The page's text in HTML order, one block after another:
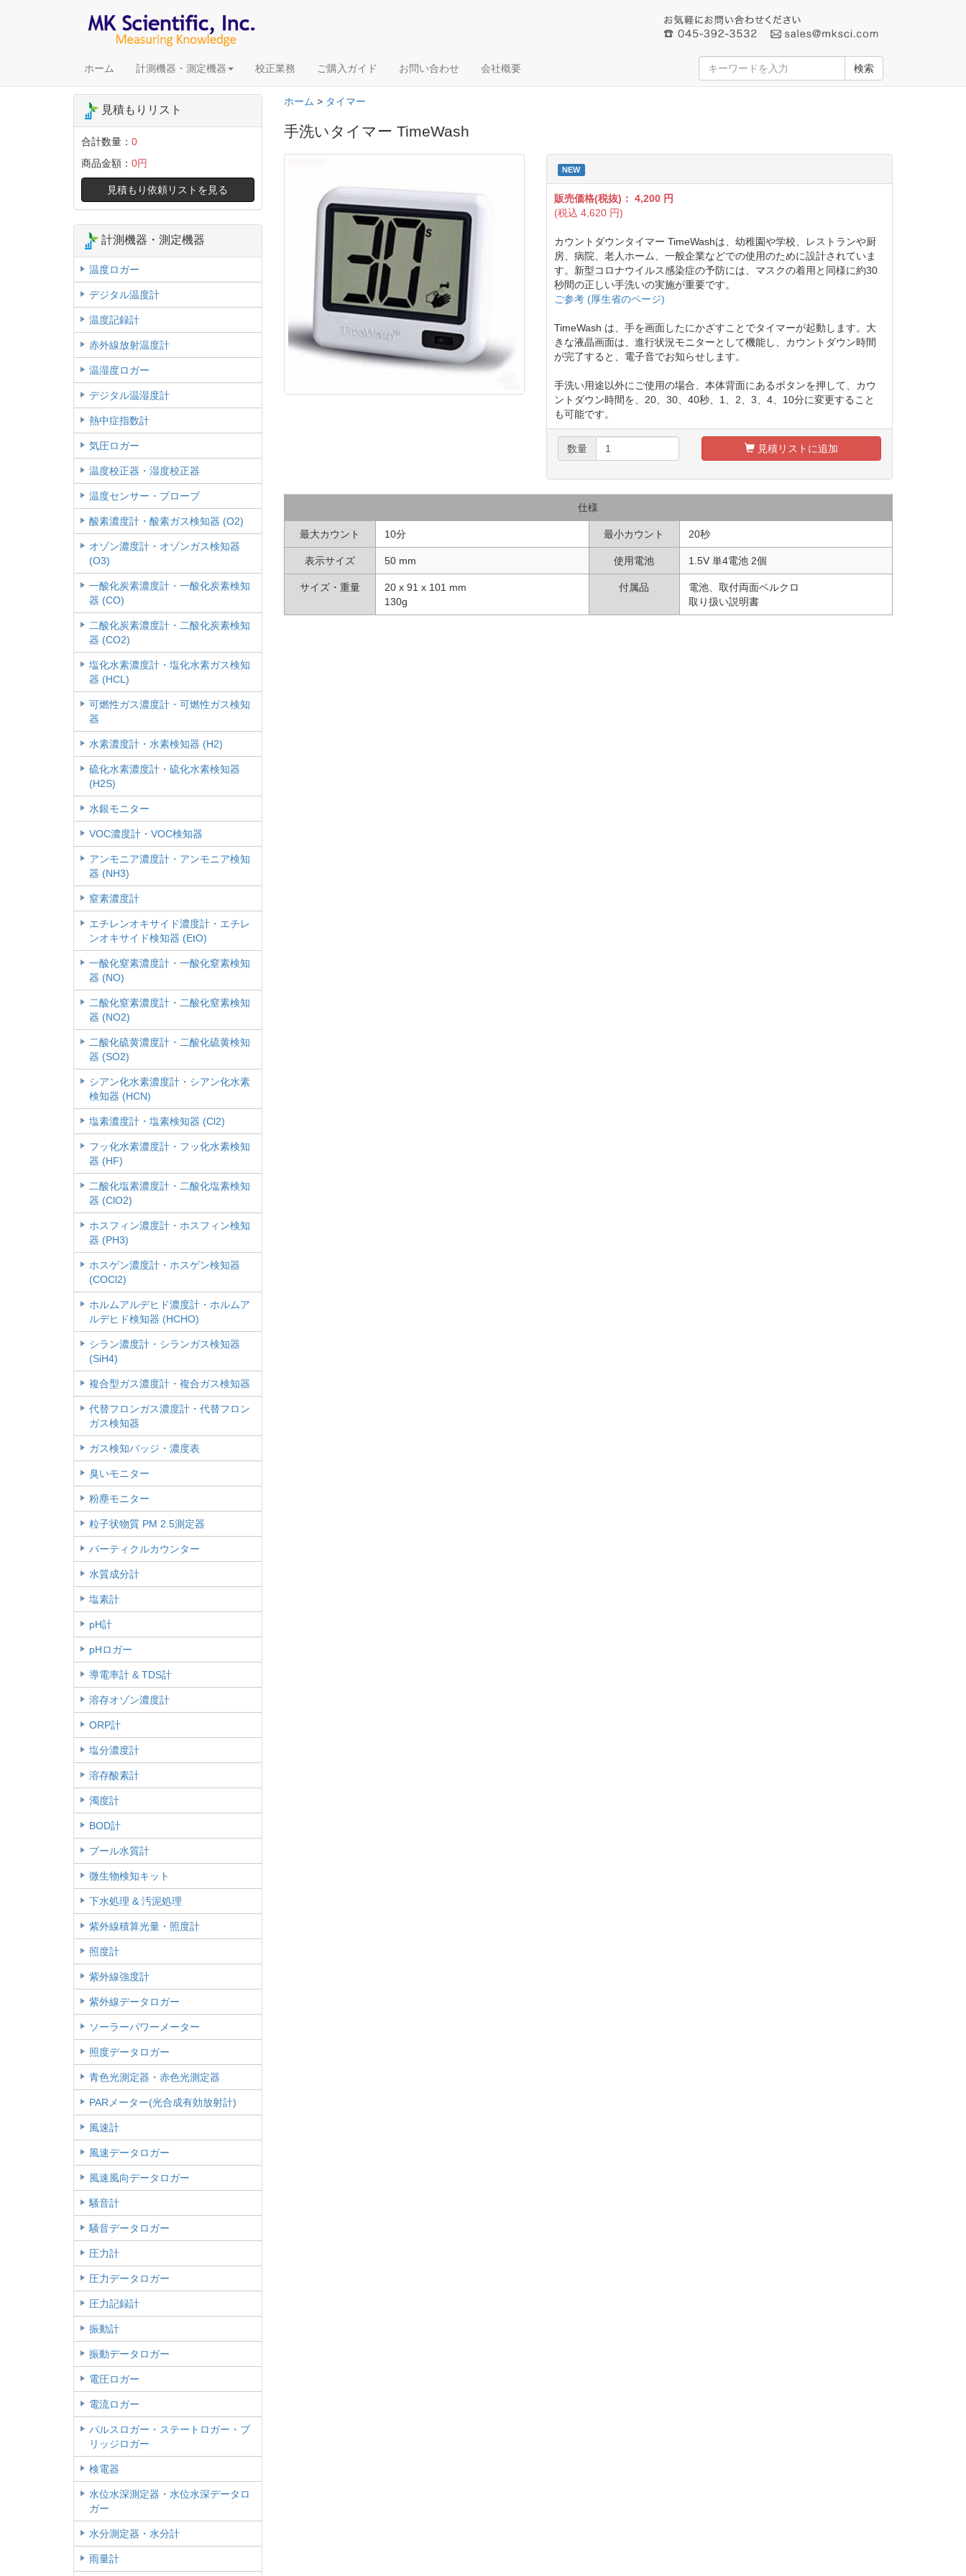
ホーム 計測機器・測定機器 校正業務 ご購入ガイド お問い合わせ 会社概要 検索
ホーム > タイマー
手洗いタイマー TimeWash
NEW
販売価格(税抜)：4,200 円
(税込4,620 円)
カウントダウンタイマー TimeWashは、幼稚園や学校、レストランや厨
房、病院、老人ホーム、一般企業などでの使用のために設計されていま
す。新型コロナウイルス感染症の予防には、マスクの着用と同様に約30
秒間の正しい手洗いの実施が重要です。
ご参考 (厚生省のページ)
TimeWash は、手を画面したにかざすことでタイマーが起動します。大
きな液晶画面は、進行状況モニターとして機能し、カウントダウン時間
が完了すると、電子音でお知らせします。
手洗い用途以外にご使用の場合、本体背面にあるボタンを押して、カウ
ントダウン時間を、20、30、40秒、1、2、3、4、10分に変更すること
も可能です。
数量 見積リストに追加
仕様
最大カウント 10分 最小カウント 20秒
表示サイズ 50 mm 使用電池 1.5V 単4電池 2個
サイズ・重量
20 x 91 x 101 mm
130g
付属品
電池、取付両面ベルクロ
取り扱い説明書
見積もりリスト
合計数量： 0
商品金額： 0円
見積もり依頼リストを見る
計測機器・測定機器
温度ロガー
デジタル温度計
温度記録計
赤外線放射温度計
温湿度ロガー
デジタル温湿度計
熱中症指数計
気圧ロガー
温度校正器・湿度校正器
温度センサー・プローブ
酸素濃度計・酸素ガス検知器 (O2)
オゾン濃度計・オゾンガス検知器
(O3)
一酸化炭素濃度計・一酸化炭素検知
器 (CO)
二酸化炭素濃度計・二酸化炭素検知
器 (CO2)
塩化水素濃度計・塩化水素ガス検知
器 (HCL)
可燃性ガス濃度計・可燃性ガス検知
器
水素濃度計・水素検知器 (H2)
硫化水素濃度計・硫化水素検知器
(H2S)
水銀モニター
VOC濃度計・VOC検知器
アンモニア濃度計・アンモニア検知
器 (NH3)
窒素濃度計
エチレンオキサイド濃度計・エチレ
ンオキサイド検知器 (EtO)
一酸化窒素濃度計・一酸化窒素検知
器 (NO)
二酸化窒素濃度計・二酸化窒素検知
器 (NO2)
二酸化硫黄濃度計・二酸化硫黄検知
器 (SO2)
シアン化水素濃度計・シアン化水素
検知器 (HCN)
塩素濃度計・塩素検知器 (Cl2)
フッ化水素濃度計・フッ化水素検知
器 (HF)
二酸化塩素濃度計・二酸化塩素検知
器 (ClO2)
ホスフィン濃度計・ホスフィン検知
器 (PH3)
ホスゲン濃度計・ホスゲン検知器
(COCl2)
ホルムアルデヒド濃度計・ホルムア
ルデヒド検知器 (HCHO)
シラン濃度計・シランガス検知器
(SiH4)
複合型ガス濃度計・複合ガス検知器
代替フロンガス濃度計・代替フロン
ガス検知器
ガス検知バッジ・濃度表
臭いモニター
粉塵モニター
粒子状物質 PM 2.5測定器
パーティクルカウンター
水質成分計
塩素計
pH計
pHロガー
導電率計 & TDS計
溶存オゾン濃度計
ORP計
塩分濃度計
溶存酸素計
濁度計
BOD計
プール水質計
微生物検知キット
下水処理 & 汚泥処理
紫外線積算光量・照度計
照度計
紫外線強度計
紫外線データロガー
ソーラーパワーメーター
照度データロガー
青色光測定器・赤色光測定器
PARメーター(光合成有効放射計)
風速計
風速データロガー
風速風向データロガー
騒音計
騒音データロガー
圧力計
圧力データロガー
圧力記録計
振動計
振動データロガー
電圧ロガー
電流ロガー
パルスロガー・ステートロガー・ブ
リッジロガー
検電器
水位水深測定器・水位水深データロ
ガー
水分測定器・水分計
雨量計